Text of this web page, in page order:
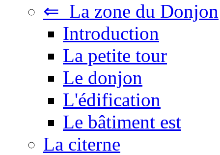
⇐ La zone du Donjon
Introduction
La petite tour
Le donjon
L'édification
Le bâtiment est
La citerne